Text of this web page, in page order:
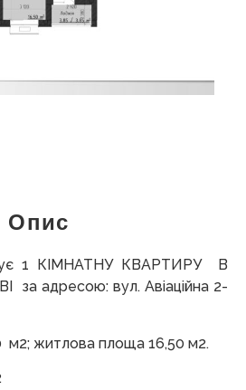
Опис
1 КІМНАТНУ КВАРТИРУ В
за адресою: вул. Авіаційна 2-
м2; житлова площа 16,50 м2.